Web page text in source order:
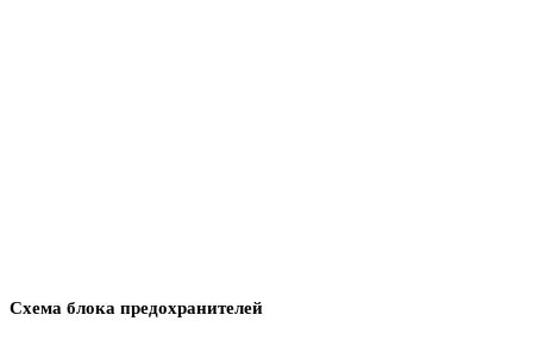
Схема блока предохранителей